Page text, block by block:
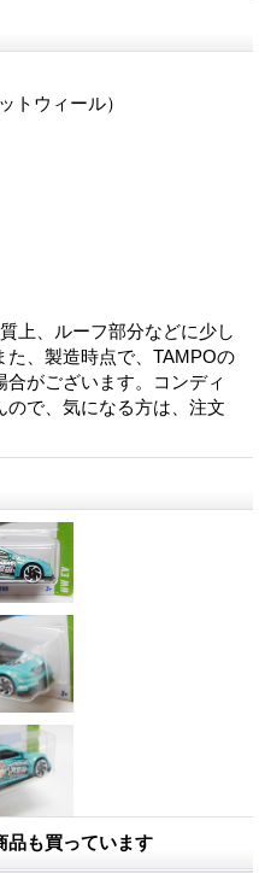
トウィール）
上、ルーフ部分などに少し
、製造時点で、TAMPOの
がございます。コンディ
ので、気になる方は、注文
品も買っています